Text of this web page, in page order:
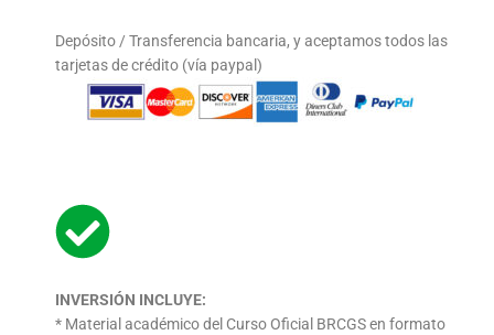
Depósito / Transferencia bancaria, y aceptamos todos las
tarjetas de crédito (vía paypal)
INVERSIÓN INCLUYE:
* Material académico del Curso Oficial BRCGS en formato